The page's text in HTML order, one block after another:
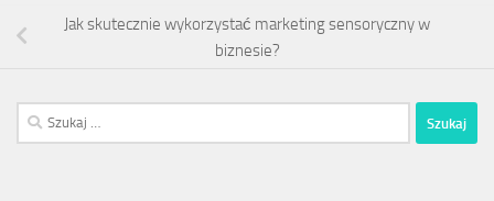
Jak skutecznie wykorzystać marketing sensoryczny w
biznesie?
Szukaj: